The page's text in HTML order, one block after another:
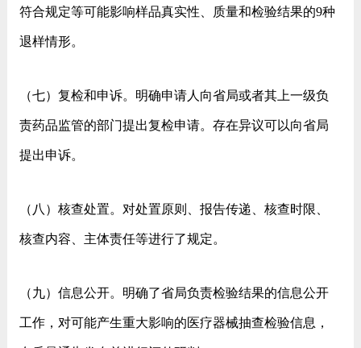
符合规定等可能影响样品真实性、质量和检验结果的9种
退样情形。
（七）复检和申诉。明确申请人向省局或者其上一级负
责药品监管的部门提出复检申请。存在异议可以向省局
提出申诉。
（八）核查处置。对处置原则、报告传递、核查时限、
核查内容、主体责任等进行了规定。
（九）信息公开。明确了省局负责检验结果的信息公开
工作，对可能产生重大影响的医疗器械抽查检验信息，